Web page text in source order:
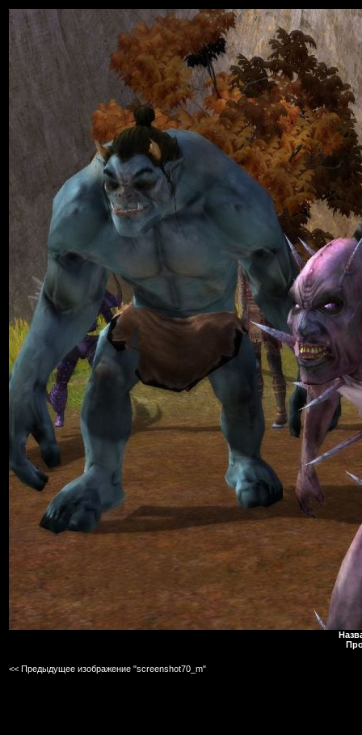
<< Предыдущее изображение "screenshot70_m"